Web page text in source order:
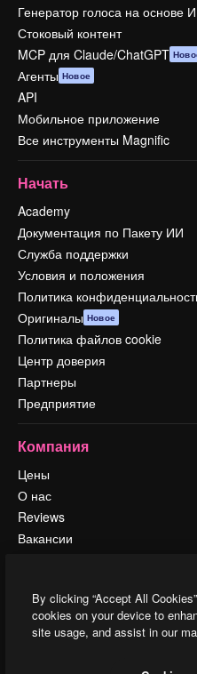
Генератор голоса на основе
Стоковый контент
MCP для Claude/ChatGPT
Агенты Новое
API
Мобильное приложение
Все инструменты Magnific
Начать
Academy
Документация по Пакету ИИ
Служба поддержки
Условия и положения
Политика
Оригиналы Новое
Политика файлов cookie
Центр доверия
Партнеры
Предприятие
Компания
Цены
О нас
Reviews
Вакансии
События
Slidesgo
Продайте свой контент
By clicking “Accept All
cookies on your device to
site usage, and assist in our